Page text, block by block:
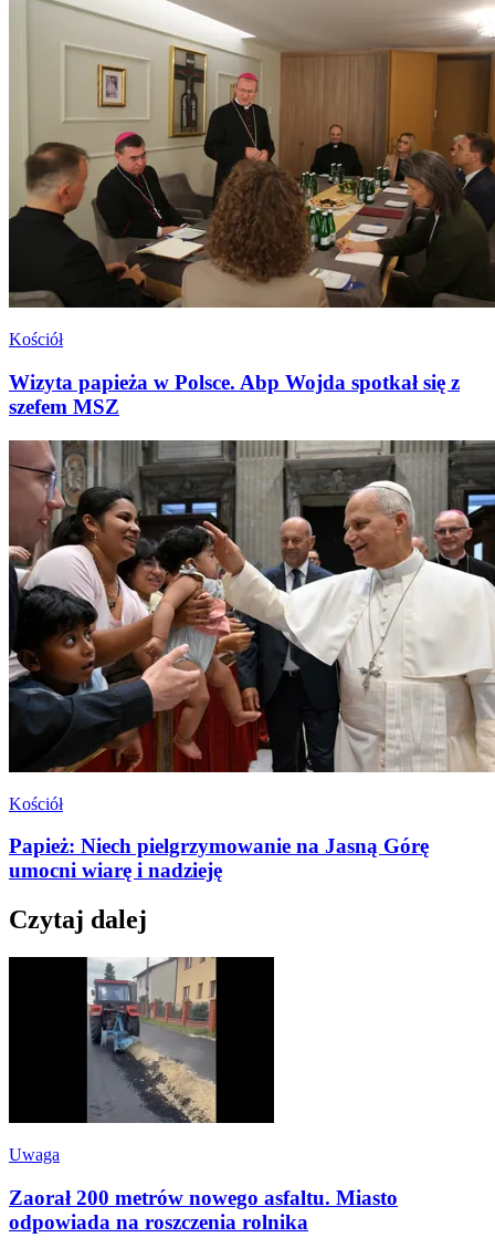
Kościół
Wizyta papieża w Polsce. Abp Wojda spotkał się z
szefem MSZ
Kościół
Papież: Niech pielgrzymowanie na Jasną Górę
umocni wiarę i nadzieję
Czytaj dalej
Uwaga
Zaorał 200 metrów nowego asfaltu. Miasto
odpowiada na roszczenia rolnika